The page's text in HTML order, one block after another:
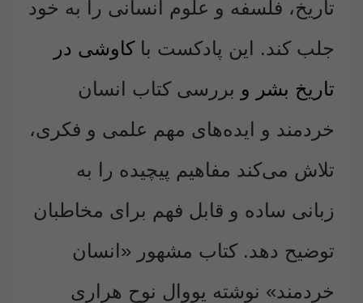
تاریخ، فلسفه و علوم انسانی را به خود
جلب کند. این پادکست باکاوشی در
تاریخ بشر و بررسی کتاب‌ انسان
خردمند و ایده‌های مهم علمی و فکری،
تلاش می‌کند مفاهیم پیچیده را به
زبانی ساده و قابل فهم برای مخاطبان
توضیح دهد. کتاب مشهور «انسان
خردمند» نوشته یووال نوح هراری